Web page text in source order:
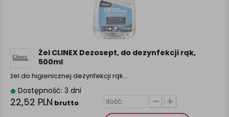
Żel CLINEX Dezosept, do dezynfekcji rąk,
500ml
żel do higienicznej dezynfekcji rąk…
Dostępność: 3 dni
22,52 PLN brutto